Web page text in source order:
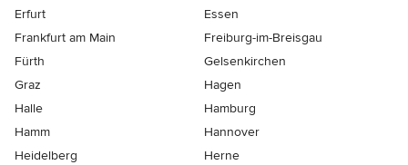
Erfurt
Essen
Frankfurt am Main
Freiburg-im-Breisgau
Fürth
Gelsenkirchen
Graz
Hagen
Halle
Hamburg
Hamm
Hannover
Heidelberg
Herne